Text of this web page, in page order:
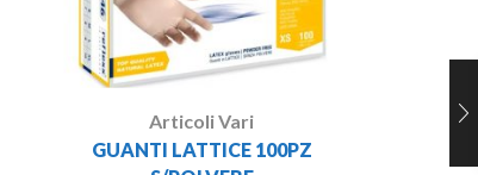
Articoli Vari
GUANTI LATTICE 100PZ